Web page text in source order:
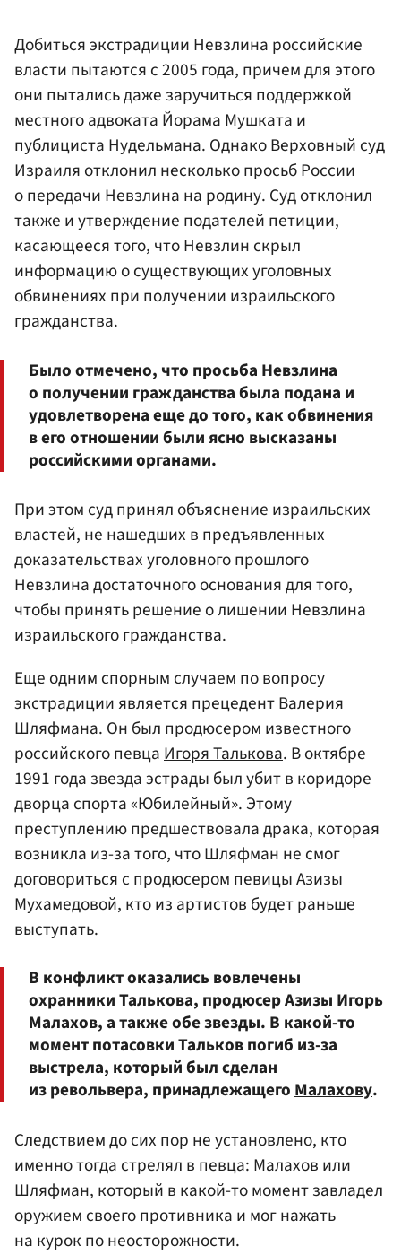
Добиться экстрадиции Невзлина российские
власти пытаются с 2005 года, причем для этого
они пытались даже заручиться поддержкой
местного адвоката Йорама Мушката и
публициста Нудельмана. Однако Верховный суд
Израиля отклонил несколько просьб России
о передачи Невзлина на родину. Суд отклонил
также и утверждение подателей петиции,
касающееся того, что Невзлин скрыл
информацию о существующих уголовных
обвинениях при получении израильского
гражданства.
Было отмечено, что просьба Невзлина
о получении гражданства была подана и
удовлетворена еще до того, как обвинения
в его отношении были ясно высказаны
российскими органами.
При этом суд принял объяснение израильских
властей, не нашедших в предъявленных
доказательствах уголовного прошлого
Невзлина достаточного основания для того,
чтобы принять решение о лишении Невзлина
израильского гражданства.
Еще одним спорным случаем по вопросу
экстрадиции является прецедент Валерия
Шляфмана. Он был продюсером известного
российского певца Игоря Талькова. В октябре
1991 года звезда эстрады был убит в коридоре
дворца спорта «Юбилейный». Этому
преступлению предшествовала драка, которая
возникла из-за того, что Шляфман не смог
договориться с продюсером певицы Азизы
Мухамедовой, кто из артистов будет раньше
выступать.
В конфликт оказались вовлечены
охранники Талькова, продюсер Азизы Игорь
Малахов, а также обе звезды. В какой-то
момент потасовки Тальков погиб из-за
выстрела, который был сделан
из револьвера, принадлежащегоМалахову.
Следствием до сих пор не установлено, кто
именно тогда стрелял в певца: Малахов или
Шляфман, который в какой-то момент завладел
оружием своего противника и мог нажать
на курок по неосторожности.